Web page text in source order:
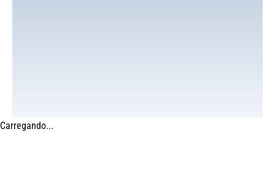
Carregando...